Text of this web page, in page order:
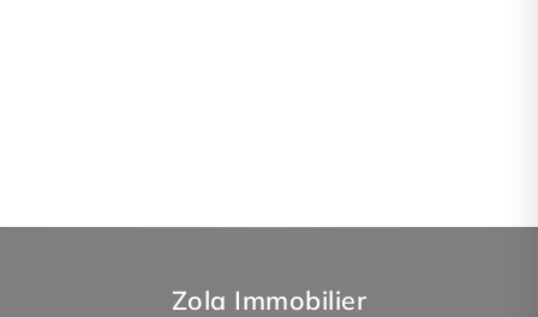
Zola Immobilier